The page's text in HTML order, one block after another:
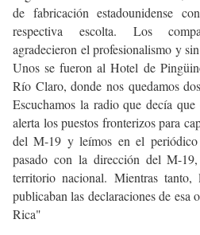
de fabricación estadounidense
respectiva escolta. Los
agradecieron el profesionalismo y
Unos se fueron al Hotel de
Río Claro, donde nos quedamos
Escuchamos la radio que decía
alerta los puestos fronterizos para
del M-19 y leímos en el periódico
pasado con la dirección del M-
territorio nacional. Mientras tanto,
publicaban las declaraciones de esa
Rica"